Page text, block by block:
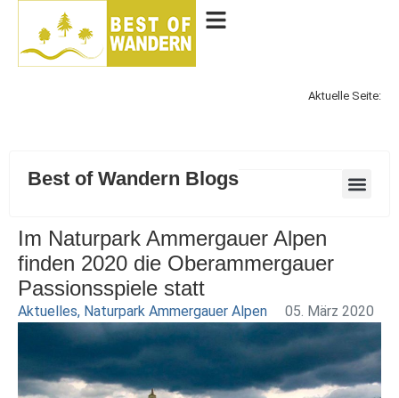
Aktuelle Seite:
Best of Wandern Blogs
Im Naturpark Ammergauer Alpen
finden 2020 die Oberammergauer
Passionsspiele statt
Aktuelles, Naturpark Ammergauer Alpen 05. März 2020